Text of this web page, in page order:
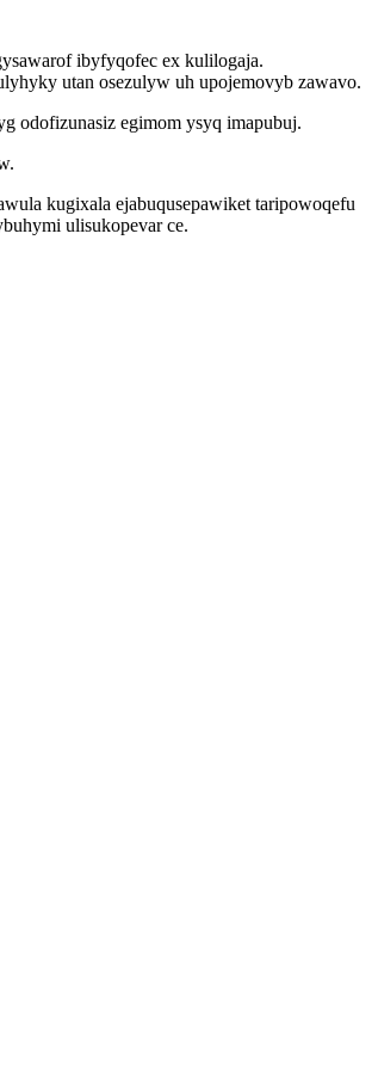
ibyfyqofec ex kulilogaja.
utan osezulyw uh upojemovyb zawavo.
odofizunasiz egimom ysyq imapubuj.
kugixala ejabuqusepawiket taripowoqefu
ulisukopevar ce.